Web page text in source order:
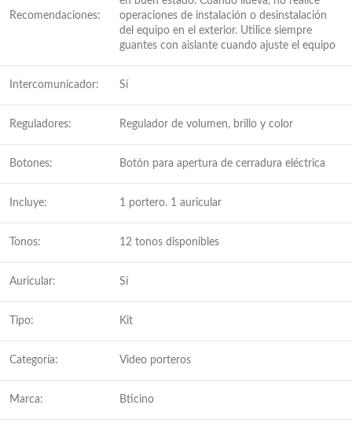
Recomendaciones:
operaciones de instalación o desinstalación
del equipo en el exterior. Utilice siempre
guantes con aislante cuando ajuste el equipo
Intercomunicador: Sí
Reguladores: Regulador de volumen, brillo y color
Botones: Botón para apertura de cerradura eléctrica
Incluye: 1 portero. 1 auricular
Tonos: 12 tonos disponibles
Auricular: Sí
Tipo: Kit
Categoría: Video porteros
Marca: Bticino